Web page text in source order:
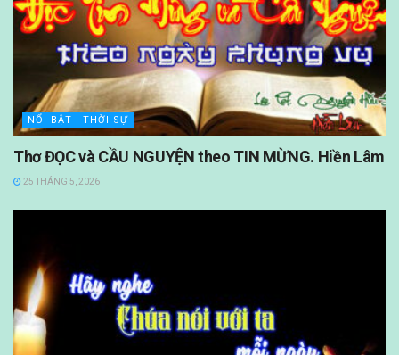
NỔI BẬT - THỜI SỰ
Thơ ĐỌC và CẦU NGUYỆN theo TIN MỪNG. Hiền Lâm
25 THÁNG 5, 2026